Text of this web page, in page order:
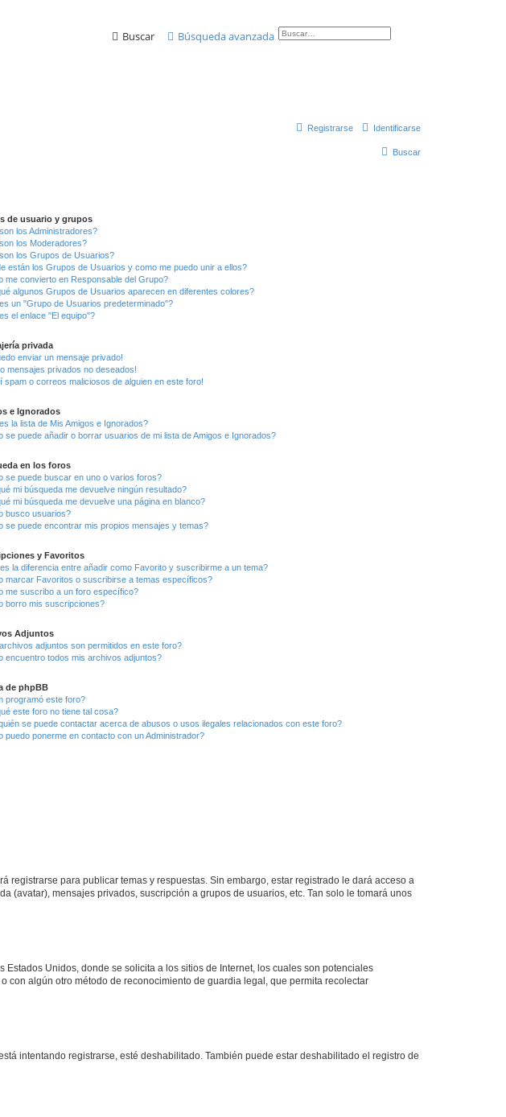
Buscar Búsqueda avanzada
Identificarse
Registrarse
Buscar
de usuario y grupos
los Administradores?
los Moderadores?
los Grupos de Usuarios?
están los Grupos de Usuarios y como me puedo unir a ellos?
me convierto en Responsable del Grupo?
algunos Grupos de Usuarios aparecen en diferentes colores?
un "Grupo de Usuarios predeterminado"?
el enlace "El equipo"?
privada
enviar un mensaje privado!
mensajes privados no deseados!
spam o correos maliciosos de alguien en este foro!
e Ignorados
la lista de Mis Amigos e Ignorados?
se puede añadir o borrar usuarios de mi lista de Amigos e Ignorados?
en los foros
se puede buscar en uno o varios foros?
mi búsqueda me devuelve ningún resultado?
mi búsqueda me devuelve una página en blanco?
busco usuarios?
se puede encontrar mis propios mensajes y temas?
y Favoritos
la diferencia entre añadir como Favorito y suscribirme a un tema?
marcar Favoritos o suscribirse a temas específicos?
me suscribo a un foro específico?
borro mis suscripciones?
Adjuntos
adjuntos son permitidos en este foro?
encuentro todos mis archivos adjuntos?
de phpBB
programó este foro?
este foro no tiene tal cosa?
se puede contactar acerca de abusos o usos ilegales relacionados con este foro?
puedo ponerme en contacto con un Administrador?
para publicar temas y respuestas. Sin embargo, estar registrado le dará acceso a
(avatar), mensajes privados, suscripción a grupos de usuarios, etc. Tan solo le tomará unos
Unidos, donde se solicita a los sitios de Internet, los cuales son potenciales
con algún otro método de reconocimiento de guardia legal, que permita recolectar
intentando registrarse, esté deshabilitado. También puede estar deshabilitado el registro de